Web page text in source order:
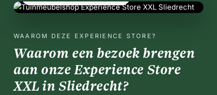
WAAROM DEZE EXPERIENCE STORE?
Waarom een bezoek brengen
aan onze Experience Store
XXL in Sliedrecht?